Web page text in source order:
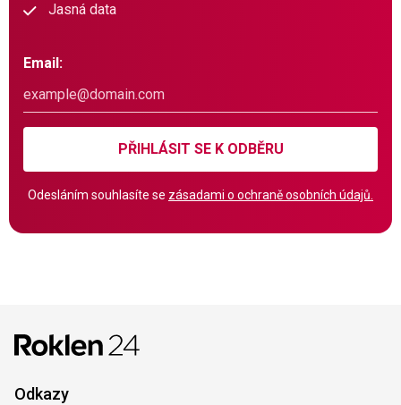
Jasná data
Email:
PŘIHLÁSIT SE K ODBĚRU
Odesláním souhlasíte se zásadami o ochraně osobních údajů.
Odkazy